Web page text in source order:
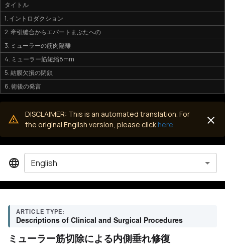
タイトル
1. イントロダクション
2. 牽引縫合からエバートまぶたへの
3. ミューラーの筋肉隔離
4. ミューラー筋短縮8mm
5. 結膜欠損の閉鎖
6. 術後の発言
DISCLAIMER: This is an automated translation. For
the original English version, please click here.
ARTICLE TYPE:
Descriptions of Clinical and Surgical Procedures
ミューラー筋切除による内側垂れ修復
English